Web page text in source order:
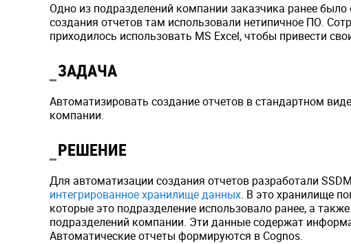
Одно из подразделений компании заказчика ранее
создания отчетов там использовали нетипичное ПО.
приходилось использовать MS Excel, чтобы привести
ЗАДАЧА
Автоматизировать создание отчетов в стандартном
компании.
РЕШЕНИЕ
Для автоматизации создания отчетов разработали
интегрированное хранилище данных. В это хранилище
которые это подразделение использовало ранее, а
подразделений компании. Эти данные содержат
Автоматические отчеты формируются в Cognos.